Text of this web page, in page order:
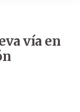
vía en